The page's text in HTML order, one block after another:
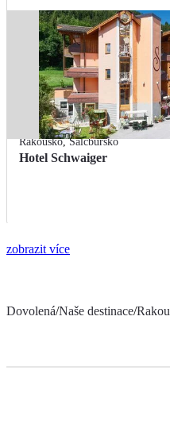
Rakousko,Salcbursko
Hotel Schwaiger
zobrazit více
Dovolená/Naše destinace/